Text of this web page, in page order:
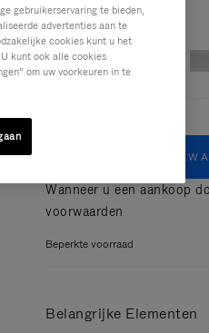
Kleur Zwart
IN
Wanneer u een aankoop
voorwaarden
Beperkte voorraad
Belangrijke Elementen
gebruikerservaring te bieden,
advertenties aan te
cookies kunt u het
kunt ook alle cookies
om uw voorkeuren in te